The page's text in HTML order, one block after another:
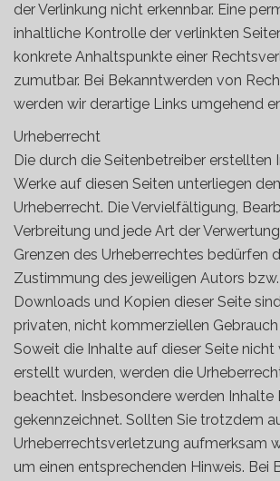
der Verlinkung nicht erkennbar. Eine
inhaltliche Kontrolle der verlinkten
konkrete Anhaltspunkte einer
zumutbar. Bei Bekanntwerden von
werden wir derartige Links umgehend
Urheberrecht
Die durch die Seitenbetreiber erstellten
Werke auf diesen Seiten unterliegen
Urheberrecht. Die Vervielfältigung,
Verbreitung und jede Art der
Grenzen des Urheberrechtes bedürfen
Zustimmung des jeweiligen Autors
Downloads und Kopien dieser Seite
privaten, nicht kommerziellen
Soweit die Inhalte auf dieser Seite
erstellt wurden, werden die
beachtet. Insbesondere werden Inhalte
gekennzeichnet. Sollten Sie trotzdem
Urheberrechtsverletzung aufmerksam
um einen entsprechenden Hinweis. Bei